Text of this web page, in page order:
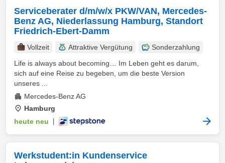
Serviceberater d/m/w/x PKW/VAN, Mercedes-
Benz AG, Niederlassung Hamburg, Standort
Friedrich-Ebert-Damm
Vollzeit Attraktive Vergütung
Sonderzahlung
Life is always about becoming… Im Leben geht es darum,
sich auf eine Reise zu begeben, um die beste Version
unseres ...
Mercedes-Benz AG
Hamburg
heute neu
Werkstudent:in Kundenservice